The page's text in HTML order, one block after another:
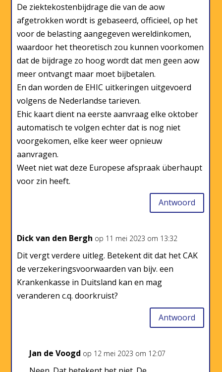
De ziektekostenbijdrage die van de aow
afgetrokken wordt is gebaseerd, officieel, op het
voor de belasting aangegeven wereldinkomen,
waardoor het theoretisch zou kunnen voorkomen
dat de bijdrage zo hoog wordt dat men geen aow
meer ontvangt maar moet bijbetalen.
En dan worden de EHIC uitkeringen uitgevoerd
volgens de Nederlandse tarieven.
Ehic kaart dient na eerste aanvraag elke oktober
automatisch te volgen echter dat is nog niet
voorgekomen, elke keer weer opnieuw
aanvragen.
Weet niet wat deze Europese afspraak überhaupt
voor zin heeft.
Antwoord
Dick van den Bergh op 11 mei 2023 om 13:32
Dit vergt verdere uitleg. Betekent dit dat het CAK
de verzekeringsvoorwaarden van bijv. een
Krankenkasse in Duitsland kan en mag
veranderen c.q. doorkruist?
Antwoord
Jan de Voogd op 12 mei 2023 om 12:07